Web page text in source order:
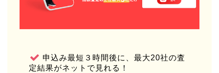
申込み最短３時間後に、最大20社の査
定結果がネットで見れる！